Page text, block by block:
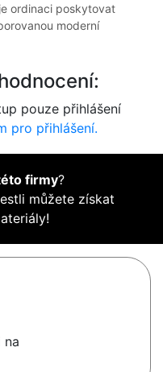
ordinaci poskytovat
moderní
pouze přihlášení
pro přihlášení.
firmy?
můžete získat
na